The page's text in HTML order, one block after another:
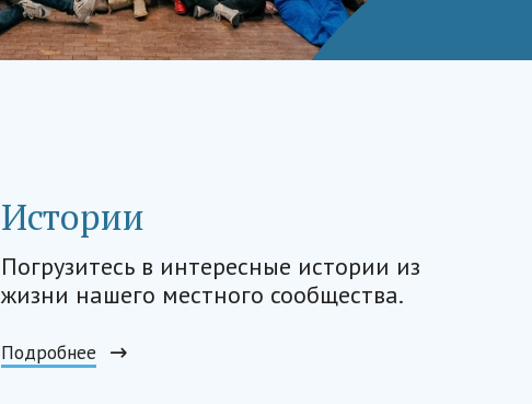
Истории
Погрузитесь в интересные истории из
жизни нашего местного сообщества.
Подробнее